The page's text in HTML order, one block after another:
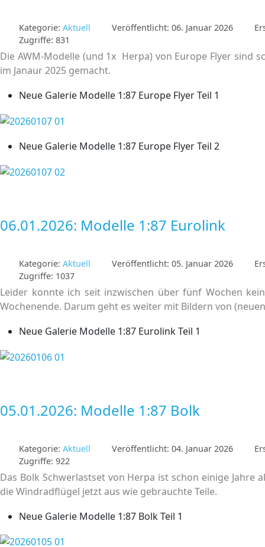
Kategorie: Aktuell Veröffentlicht: 06. Januar 2026
Zugriffe: 831
Die AWM-Modelle (und 1x Herpa) von Europe Flyer sind
im Janaur 2025 gemacht.
Neue Galerie Modelle 1:87 Europe Flyer Teil 1
Neue Galerie Modelle 1:87 Europe Flyer Teil 2
06.01.2026: Modelle 1:87 Eurolink
Kategorie: Aktuell Veröffentlicht: 05. Januar 2026
Zugriffe: 1037
Leider konnte ich seit inzwischen über fünf Wochen
Wochenende. Darum geht es weiter mit Bildern von
Neue Galerie Modelle 1:87 Eurolink Teil 1
05.01.2026: Modelle 1:87 Bolk
Kategorie: Aktuell Veröffentlicht: 04. Januar 2026
Zugriffe: 922
Das Bolk Schwerlastset von Herpa ist schon einige
die Windradflügel jetzt aus wie gebrauchte Teile.
Neue Galerie Modelle 1:87 Bolk Teil 1